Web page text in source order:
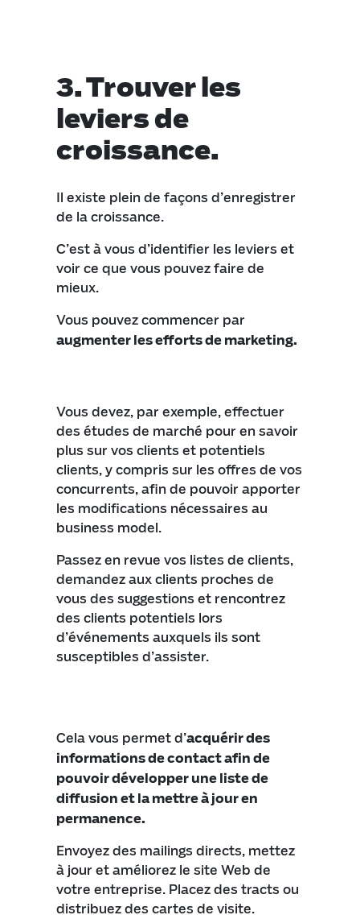
3.Trouver les
leviers de
croissance.
Il existe plein de façons d’enregistrer
de la croissance.
C’est à vous d’identifier les leviers et
voir ce que vous pouvez faire de
mieux.
Vous pouvez commencer par
augmenter les efforts de marketing.
Vous devez, par exemple, effectuer
des études de marché pour en savoir
plus sur vos clients et potentiels
clients, y compris sur les offres de vos
concurrents, afin de pouvoir apporter
les modifications nécessaires au
business model.
Passez en revue vos listes de clients,
demandez aux clients proches de
vous des suggestions et rencontrez
des clients potentiels lors
d’événements auxquels ils sont
susceptibles d’assister.
Cela vous permet d’acquérir des
informations de contact afin de
pouvoir développer une liste de
diffusion et la mettre à jour en
permanence.
Envoyez des mailings directs, mettez
à jour et améliorez le site Web de
votre entreprise. Placez des tracts ou
distribuez des cartes de visite.